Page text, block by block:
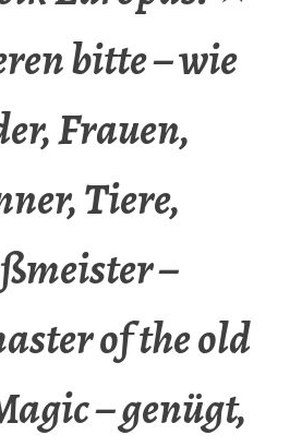
bitte – wie
Frauen,
Tiere,
–
of the old
– genügt,